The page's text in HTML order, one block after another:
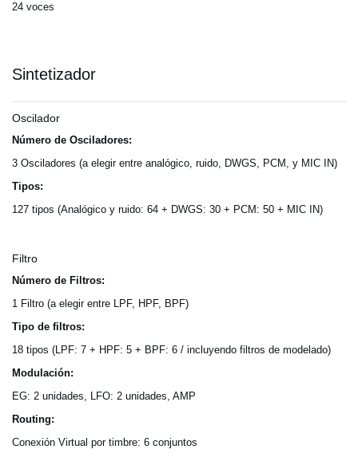
24 voces
Sintetizador
Oscilador
Número de Osciladores:
3 Osciladores (a elegir entre analógico, ruido, DWGS, PCM, y MIC IN)
Tipos:
127 tipos (Analógico y ruido: 64 + DWGS: 30 + PCM: 50 + MIC IN)
Filtro
Número de Filtros:
1 Filtro (a elegir entre LPF, HPF, BPF)
Tipo de filtros:
18 tipos (LPF: 7 + HPF: 5 + BPF: 6 / incluyendo filtros de modelado)
Modulación:
EG: 2 unidades, LFO: 2 unidades, AMP
Routing:
Conexión Virtual por timbre: 6 conjuntos